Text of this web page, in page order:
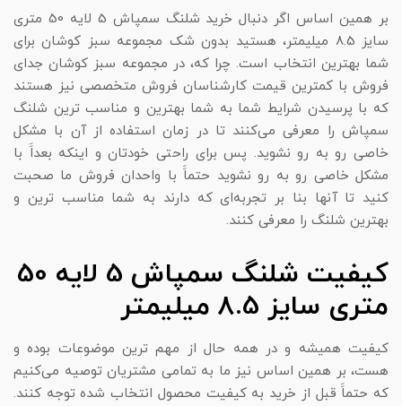
بر همین اساس اگر دنبال خرید شلنگ سمپاش 5 لایه 50 متری
سایز 8.5 میلیمتر، هستید بدون شک مجموعه سبز کوشان برای
شما بهترین انتخاب است. چرا که، در مجموعه سبز کوشان جدای
فروش با کمترین قیمت کارشناسان فروش متخصصی نیز هستند
که با پرسیدن شرایط شما به شما بهترین و مناسب ترین شلنگ
سمپاش را معرفی می‌کنند تا در زمان استفاده از آن با مشکل
خاصی رو به رو نشوید. پس برای راحتی خودتان و اینکه بعداََ با
مشکل خاصی رو به رو نشوید حتماََ با واحدان فروش ما صحبت
کنید تا آنها بنا بر تجربه‌ای که دارند به شما مناسب ترین و
بهترین شلنگ را معرفی کنند.
کیفیت شلنگ سمپاش 5 لایه 50
متری سایز 8.5 میلیمتر
کیفیت همیشه و در همه حال از مهم ترین موضوعات بوده و
هست، بر همین اساس نیز ما به تمامی مشتریان توصیه می‌کنیم
که حتماََ قبل از خرید به کیفیت محصول انتخاب شده توجه کنند.